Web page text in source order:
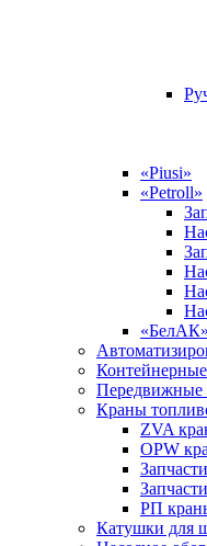
«Piusi»
«Petroll»
«БелАК»
Краны
ZVA
OPW
РП
Катушки для